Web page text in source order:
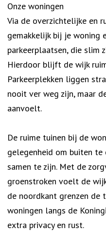
Onze woningen
Via de overzichtelijke en
gemakkelijk bij je woning
parkeerplaatsen, die slim
Hierdoor blijft de wijk
Parkeerplekken liggen
nooit ver weg zijn, maar
aanvoelt.
De ruime tuinen bij de
gelegenheid om buiten
samen te zijn. Met de
groenstroken voelt de
de noordkant grenzen de
woningen langs de
extra privacy en rust.